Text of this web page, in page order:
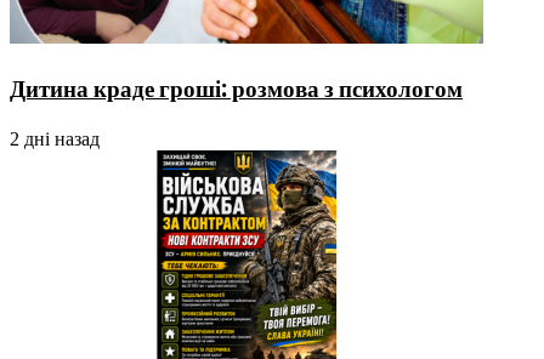
Дитина краде гроші: розмова з психологом
2 дні назад